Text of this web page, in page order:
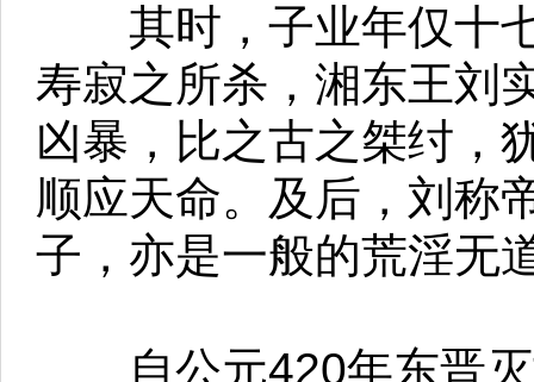
其时，子业年仅十七
寿寂之所杀，湘东王刘
凶暴，比之古之桀纣，
顺应天命。及后，刘称
子，亦是一般的荒淫无
自公元420年东晋灭